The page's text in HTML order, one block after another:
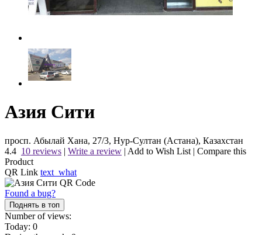
Азия Сити
просп. Абылай Хана, 27/3, Нур-Султан (Астана), Казахстан
4.4 10 reviews | Write a review | Add to Wish List | Compare this
Product
QR Link text_what
Found a bug?
Поднять в топ
Number of views:
Today: 0